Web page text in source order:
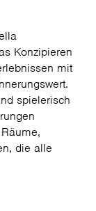
Konzipieren
mit
spielerisch
die alle